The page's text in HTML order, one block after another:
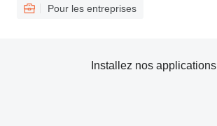
Pour les entreprises
Installez nos applications